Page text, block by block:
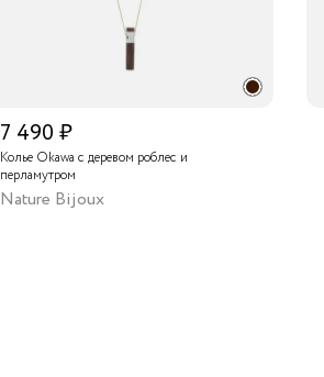
7 490 ₽
Колье Okawa с деревом роблес и
перламутром
Nature Bijoux